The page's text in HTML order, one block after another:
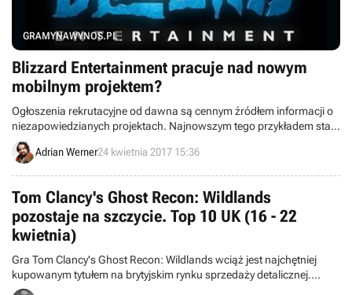
GRAMYNAWYNOS.PL
Blizzard Entertainment pracuje nad nowym
mobilnym projektem?
Ogłoszenia rekrutacyjne od dawna są cennym źródłem informacji o
niezapowiedzianych projektach. Najnowszym tego przykładem stało
się studio Blizzard Entertainment, dzięki czemu dowiedzieliśmy się,
że zespół prawdopodobnie pracuje nad nowym mobilnym
Adrian Werner24 kwietnia 2017 15:36
Tom Clancy's Ghost Recon: Wildlands
pozostaje na szczycie. Top 10 UK (16 - 22
kwietnia)
Gra Tom Clancy's Ghost Recon: Wildlands wciąż jest najchętniej
kupowanym tytułem na brytyjskim rynku sprzedaży detalicznej.
Zapraszamy do zapoznania się z pierwszą dziesiątką hitów